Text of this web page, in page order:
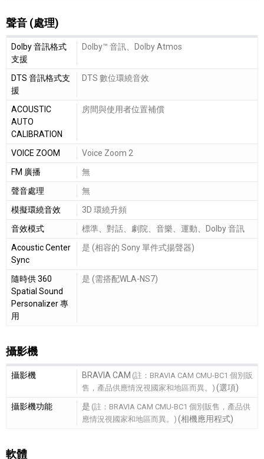
聲音 (處理)
聲音 (處理)細節敘述
Dolby 音訊格式
支援
Dolby™ 音訊、Dolby Atmos
DTS 音訊格式支
援
DTS 數位環繞音效
ACOUSTIC
AUTO
CALIBRATION
房間與使用者位置補償
VOICE ZOOM
Voice Zoom 2
FM 廣播
無
聲音處理
無
模擬環繞音效
3D 環繞升頻
音效模式
標準、對話、劇院、音樂、運動、Dolby 音訊
Acoustic Center
Sync
是 (相容的 Sony 單件式揚聲器)
隨時供 360
Spatial Sound
Personalizer 專
用
是 (需搭配WLA-NS7)
攝影機
攝影機細節敘述
攝影機 BRAVIA CAM (註：BRAVIA CAM CMU-BC1 個別販
售，產品供應情況視國家和地區而異。) (選項)
攝影機功能
是 (註：BRAVIA CAM CMU-BC1 個別販售，產品供
應情況視國家和地區而異。) (相機應用程式)
軟體